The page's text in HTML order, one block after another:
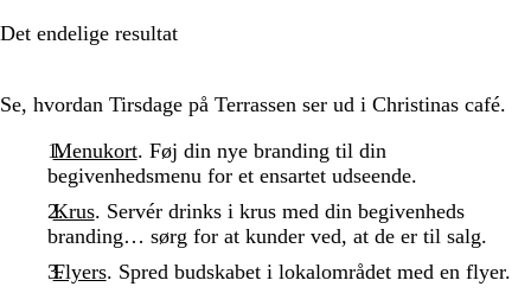
Det endelige resultat
Se, hvordan Tirsdage på Terrassen ser ud i Christinas café.
Menukort. Føj din nye branding til din
begivenhedsmenu for et ensartet udseende.
Krus. Servér drinks i krus med din begivenheds
branding… sørg for at kunder ved, at de er til salg.
Flyers. Spred budskabet i lokalområdet med en flyer.